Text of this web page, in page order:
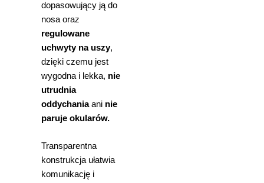
dopasowujący ją do
nosa oraz
regulowane
uchwyty na uszy,
dzięki czemu jest
wygodna i lekka, nie
utrudnia
oddychaniaani nie
paruje okularów.
Transparentna
konstrukcja ułatwia
komunikację i